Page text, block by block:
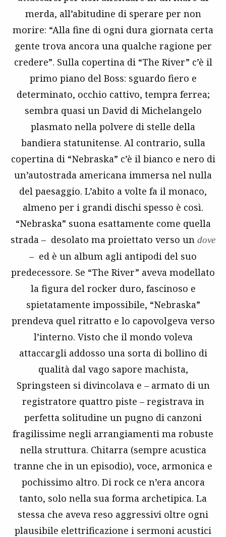
merda, all’abitudine di sperare per non
morire: “Alla fine di ogni dura giornata certa
gente trova ancora una qualche ragione per
credere”. Sulla copertina di “The River” c’è il
primo piano del Boss: sguardo fiero e
determinato, occhio cattivo, tempra ferrea;
sembra quasi un David di Michelangelo
plasmato nella polvere di stelle della
bandiera statunitense. Al contrario, sulla
copertina di “Nebraska” c’è il bianco e nero di
un’autostrada americana immersa nel nulla
del paesaggio. L’abito a volte fa il monaco,
almeno per i grandi dischi spesso è così.
“Nebraska” suona esattamente come quella
strada – desolato ma proiettato verso un dove
– ed è un album agli antipodi del suo
predecessore. Se “The River” aveva modellato
la figura del rocker duro, fascinoso e
spietatamente impossibile, “Nebraska”
prendeva quel ritratto e lo capovolgeva verso
l’interno. Visto che il mondo voleva
attaccargli addosso una sorta di bollino di
qualità dal vago sapore machista,
Springsteen si divincolava e – armato di un
registratore quattro piste – registrava in
perfetta solitudine un pugno di canzoni
fragilissime negli arrangiamenti ma robuste
nella struttura. Chitarra (sempre acustica
tranne che in un episodio), voce, armonica e
pochissimo altro. Di rock ce n’era ancora
tanto, solo nella sua forma archetipica. La
stessa che aveva reso aggressivi oltre ogni
plausibile elettrificazione i sermoni acustici